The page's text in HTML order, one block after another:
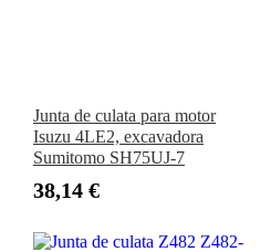
Junta de culata para motor
Isuzu 4LE2, excavadora
Sumitomo SH75UJ-7
38,14 €